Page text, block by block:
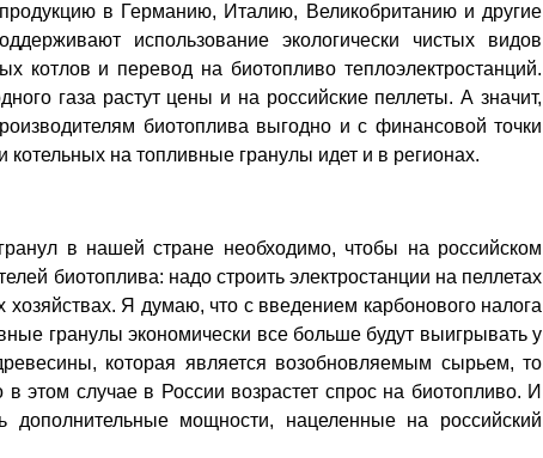
в Германию, Италию, Великобританию и другие
использование экологически чистых видов
котлов и перевод на биотопливо теплоэлектростанций.
газа растут цены и на российские пеллеты. А значит,
биотоплива выгодно и с финансовой точки
на топливные гранулы идет и в регионах.
в нашей стране необходимо, чтобы на российском
биотоплива: надо строить электростанции на пеллетах
Я думаю, что с введением карбонового налога
гранулы экономически все больше будут выигрывать у
которая является во­зобновляемым сырьем, то
этом случае в России возрастет спрос на биотопливо. И
дополнительные мощности, нацеленные на российский